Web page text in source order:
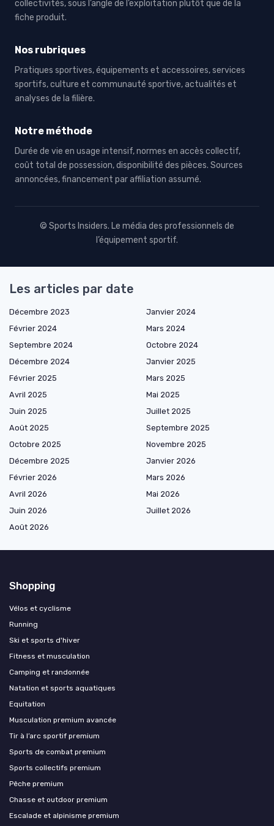
collectivités, sous l’angle de l’exploitation plutôt que de la
fiche produit.
Nos rubriques
Pratiques sportives, équipements et accessoires, services
sportifs, culture et communauté sportive, actualités et
analyses de la filière.
Notre méthode
Durée de vie en usage intensif, normes en accès collectif,
coût total de possession, disponibilité des pièces. Sources
annoncées, financement par affiliation assumé.
© Sports Insiders. Le média des professionnels de
l’équipement sportif.
Les articles par date
Décembre 2023
Janvier 2024
Février 2024
Mars 2024
Septembre 2024
Octobre 2024
Décembre 2024
Janvier 2025
Février 2025
Mars 2025
Avril 2025
Mai 2025
Juin 2025
Juillet 2025
Août 2025
Septembre 2025
Octobre 2025
Novembre 2025
Décembre 2025
Janvier 2026
Février 2026
Mars 2026
Avril 2026
Mai 2026
Juin 2026
Juillet 2026
Août 2026
Shopping
Vélos et cyclisme
Running
Ski et sports d'hiver
Fitness et musculation
Camping et randonnée
Natation et sports aquatiques
Equitation
Musculation premium avancée
Tir à l’arc sportif premium
Sports de combat premium
Sports collectifs premium
Pêche premium
Chasse et outdoor premium
Escalade et alpinisme premium